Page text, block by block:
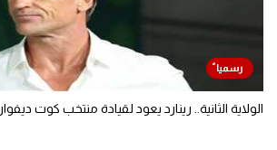
الولاية الثانية.. رينارد يعود لقيادة منتخب كوت ديفوار